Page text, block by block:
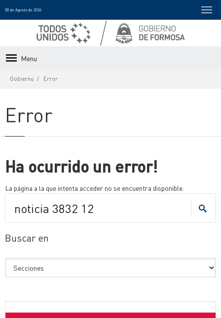
08 de Agosto de 2026
Menu
Gobierno Error
Error
Ha ocurrido un error!
La página a la que intenta acceder no se encuentra disponible.
Buscar en